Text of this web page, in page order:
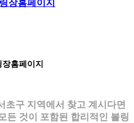
홈페이지
초구 지역에서 찾고 계시다면
든 것이 포함된 합리적인 볼링